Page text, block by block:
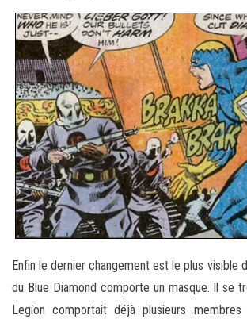
Enfin le dernier changement est le plus visible
du Blue Diamond comporte un masque. Il se
Legion comportait déjà plusieurs